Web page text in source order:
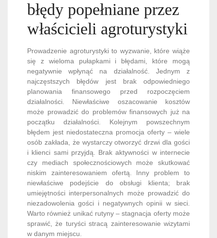
błędy popełniane przez
właścicieli agroturystyki
Prowadzenie agroturystyki to wyzwanie, które wiąże
się z wieloma pułapkami i błędami, które mogą
negatywnie wpłynąć na działalność. Jednym z
najczęstszych błędów jest brak odpowiedniego
planowania finansowego przed rozpoczęciem
działalności. Niewłaściwe oszacowanie kosztów
może prowadzić do problemów finansowych już na
początku działalności. Kolejnym powszechnym
błędem jest niedostateczna promocja oferty – wiele
osób zakłada, że wystarczy otworzyć drzwi dla gości
i klienci sami przyjdą. Brak aktywności w internecie
czy mediach społecznościowych może skutkować
niskim zainteresowaniem ofertą. Inny problem to
niewłaściwe podejście do obsługi klienta; brak
umiejętności interpersonalnych może prowadzić do
niezadowolenia gości i negatywnych opinii w sieci.
Warto również unikać rutyny – stagnacja oferty może
sprawić, że turyści stracą zainteresowanie wizytami
w danym miejscu.